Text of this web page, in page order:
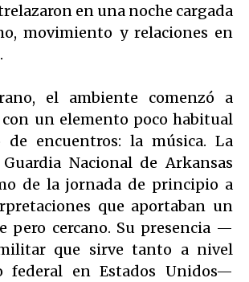
en una noche cargada
movimiento y relaciones en
el ambiente comenzó a
un elemento poco habitual
encuentros: la música. La
Nacional de Arkansas
de la jornada de principio a
que aportaban un
pero cercano. Su presencia —
que sirve tanto a nivel
federal en Estados Unidos—